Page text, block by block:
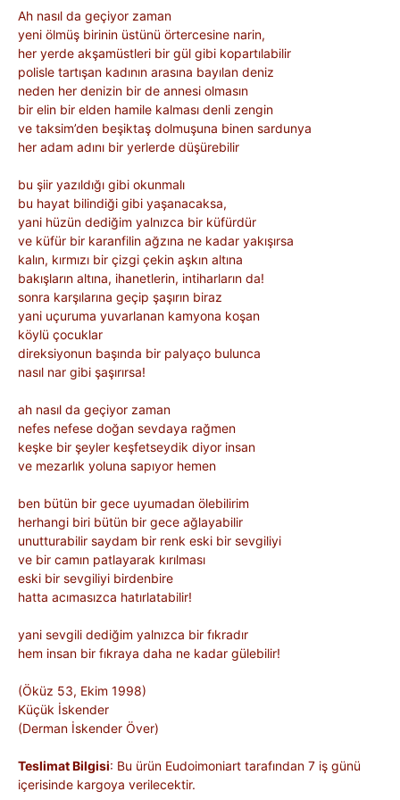
Ah nasıl da geçiyor zaman
yeni ölmüş birinin üstünü örtercesine narin,
her yerde akşamüstleri bir gül gibi kopartılabilir
polisle tartışan kadının arasına bayılan deniz
neden her denizin bir de annesi olmasın
bir elin bir elden hamile kalması denli zengin
ve taksim’den beşiktaş dolmuşuna binen sardunya
her adam adını bir yerlerde düşürebilir
bu şiir yazıldığı gibi okunmalı
bu hayat bilindiği gibi yaşanacaksa,
yani hüzün dediğim yalnızca bir küfürdür
ve küfür bir karanfilin ağzına ne kadar yakışırsa
kalın, kırmızı bir çizgi çekin aşkın altına
bakışların altına, ihanetlerin, intiharların da!
sonra karşılarına geçip şaşırın biraz
yani uçuruma yuvarlanan kamyona koşan
köylü çocuklar
direksiyonun başında bir palyaço bulunca
nasıl nar gibi şaşırırsa!
ah nasıl da geçiyor zaman
nefes nefese doğan sevdaya rağmen
keşke bir şeyler keşfetseydik diyor insan
ve mezarlık yoluna sapıyor hemen
ben bütün bir gece uyumadan ölebilirim
herhangi biri bütün bir gece ağlayabilir
unutturabilir saydam bir renk eski bir sevgiliyi
ve bir camın patlayarak kırılması
eski bir sevgiliyi birdenbire
hatta acımasızca hatırlatabilir!
yani sevgili dediğim yalnızca bir fıkradır
hem insan bir fıkraya daha ne kadar gülebilir!
(Öküz 53, Ekim 1998)
Küçük İskender
(Derman İskender Över)
Teslimat Bilgisi: Bu ürün Eudoimoniart tarafından 7 iş günü
içerisinde kargoya verilecektir.